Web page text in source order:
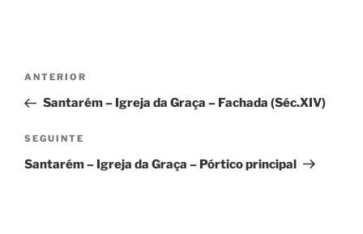
Navegação
artigos
Conteúdo
anterior
ANTERIOR
Santarém – Igreja da Graça – Fachada (Séc.XIV)
Conteúdo
seguinte
SEGUINTE
Santarém – Igreja da Graça – Pórtico principal